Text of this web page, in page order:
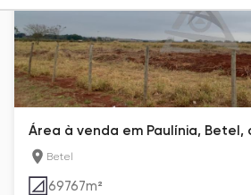
Área à venda em Paulínia, Betel,
Betel
69767m²